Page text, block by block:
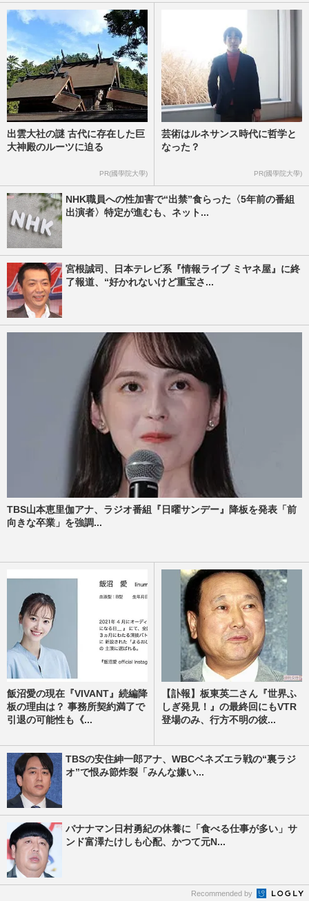
出雲大社の謎 古代に存在した巨
大神殿のルーツに迫る
PR(國學院大學)
芸術はルネサンス時代に哲学と
なった？
PR(國學院大學)
NHK職員への性加害で“出禁”食らった〈5年前の番組
出演者〉特定が進むも、ネット...
宮根誠司、日本テレビ系『情報ライブ ミヤネ屋』に終
了報道、“好かれないけど重宝さ...
TBS山本恵里伽アナ、ラジオ番組『日曜サンデー』降板を発表「前
向きな卒業」を強調...
飯沼愛の現在『VIVANT』続編降
板の理由は？ 事務所契約満了で
引退の可能性も《...
【訃報】板東英二さん『世界ふ
しぎ発見！』の最終回にもVTR
登場のみ、行方不明の彼...
TBSの安住紳一郎アナ、WBCベネズエラ戦の“裏ラジ
オ”で恨み節炸裂「みんな嫌い...
バナナマン日村勇紀の休養に「食べる仕事が多い」サ
ンド富澤たけしも心配、かつて元N...
Recommended by